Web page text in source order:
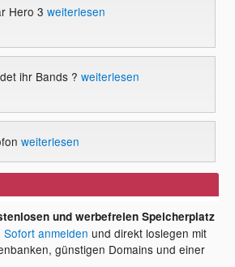
Hero 3 weiterlesen
ihr Bands ? weiterlesen
weiterlesen
und werbefreien Speicherplatz
Sofort anmelden und direkt loslegen mit
günstigen Domains und einer